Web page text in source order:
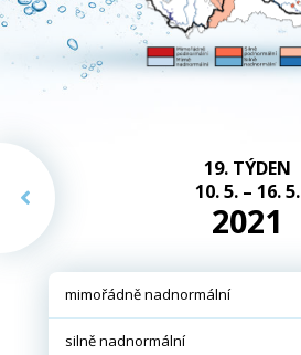
19. TÝDEN
10. 5. – 16. 5.
2021
mimořádně nadnormální
silně nadnormální